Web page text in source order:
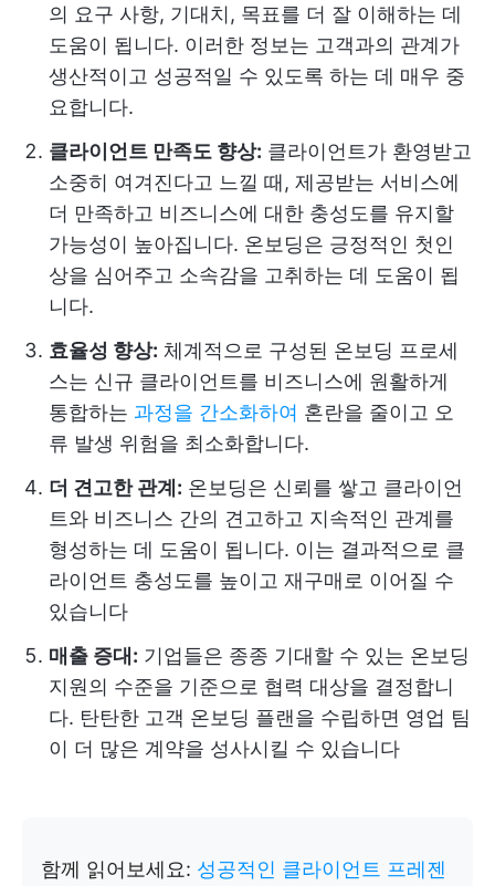
의 요구 사항, 기대치, 목표를 더 잘 이해하는 데
도움이 됩니다. 이러한 정보는 고객과의 관계가
생산적이고 성공적일 수 있도록 하는 데 매우 중
요합니다.
클라이언트 만족도 향상: 클라이언트가 환영받고
소중히 여겨진다고 느낄 때, 제공받는 서비스에
더 만족하고 비즈니스에 대한 충성도를 유지할
가능성이 높아집니다. 온보딩은 긍정적인 첫인
상을 심어주고 소속감을 고취하는 데 도움이 됩
니다.
효율성 향상: 체계적으로 구성된 온보딩 프로세
스는 신규 클라이언트를 비즈니스에 원활하게
통합하는 과정을 간소화하여 혼란을 줄이고 오
류 발생 위험을 최소화합니다.
더 견고한 관계: 온보딩은 신뢰를 쌓고 클라이언
트와 비즈니스 간의 견고하고 지속적인 관계를
형성하는 데 도움이 됩니다. 이는 결과적으로 클
라이언트 충성도를 높이고 재구매로 이어질 수
있습니다
매출 증대: 기업들은 종종 기대할 수 있는 온보딩
지원의 수준을 기준으로 협력 대상을 결정합니
다. 탄탄한 고객 온보딩 플랜을 수립하면 영업 팀
이 더 많은 계약을 성사시킬 수 있습니다
함께 읽어보세요: 성공적인 클라이언트 프레젠